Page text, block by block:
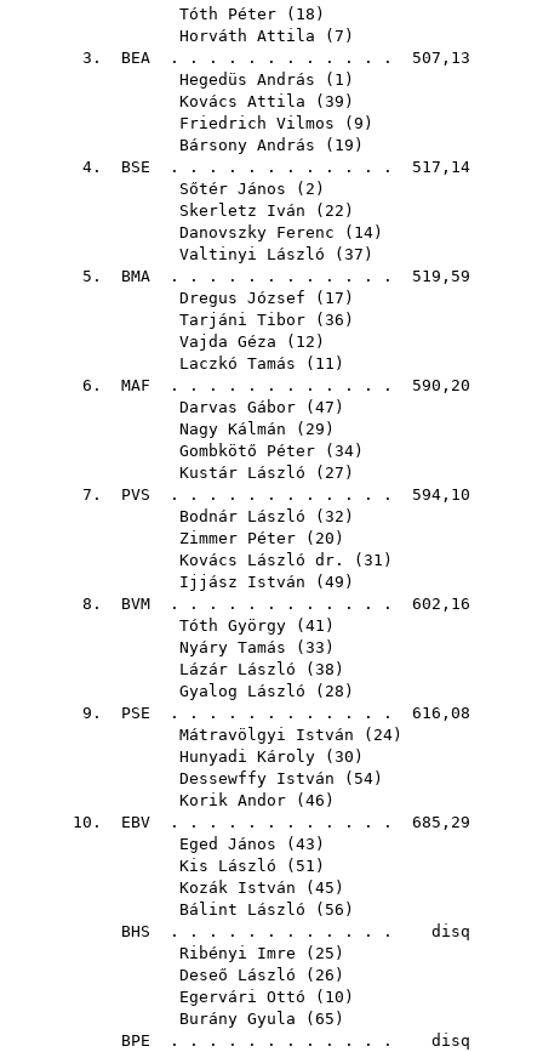
Tóth Péter ( 18 )
Horváth Attila ( 7 )
3. BEA . . . . . . . . . . . . 507,13
Hegedüs András ( 1 )
Kovács Attila ( 39 )
Friedrich Vilmos ( 9 )
Bársony András ( 19 )
4. BSE . . . . . . . . . . . . 517,14
Sőtér János ( 2 )
Skerletz Iván ( 22 )
Danovszky Ferenc ( 14)
Valtinyi László ( 37 )
5. BMA . . . . . . . . . . . . 519,59
Dregus József ( 17 )
Tarjáni Tibor ( 36 )
Vajda Géza ( 12 )
Laczkó Tamás ( 11 )
6. MAF . . . . . . . . . . . . 590,20
Darvas Gábor ( 47 )
Nagy Kálmán ( 29 )
Gombkötő Péter ( 34)
Kustár László ( 27 )
7. PVS . . . . . . . . . . . . 594,10
Bodnár László ( 32 )
Zimmer Péter ( 20 )
Kovács László dr.
( 31 )
Ijjász István ( 49 )
8. BVM . . . . . . . . . . . . 602,16
Tóth György ( 41 )
Nyáry Tamás ( 33 )
Lázár László ( 38 )
Gyalog László ( 28 )
9. PSE . . . . . . . . . . . . 616,08
Mátravölgyi István ( 24)
Hunyadi Károly ( 30 )
Dessewffy István ( 54)
Korik Andor ( 46 )
10. EBV . . . . . . . . . . . . 685,29
Eged János ( 43 )
Kis László ( 51 )
Kozák István ( 45 )
Bálint László ( 56 )
BHS . . . . . . . . . . . . disq
Ribényi Imre ( 25 )
Deseő László ( 26 )
Egervári Ottó ( 10 )
Burány Gyula ( 65 )
BPE . . . . . . . . . . . . disq